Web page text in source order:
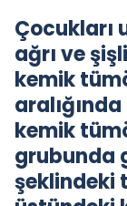
Çocukları
ağrı ve
kemik
kemik
grubunda
şeklindeki